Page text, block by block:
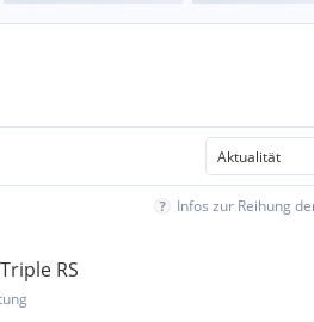
Infos zur Reihung
RS